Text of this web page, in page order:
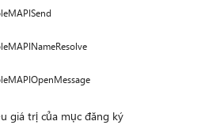
giá trị của mục đăng ký